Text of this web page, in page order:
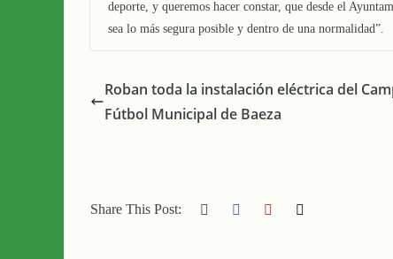
deporte, y queremos hacer constar, que desde el
sea lo más segura posible y dentro de una normalidad”.
Roban toda la instalación eléctrica del
Fútbol Municipal de Baeza
Share This Post: